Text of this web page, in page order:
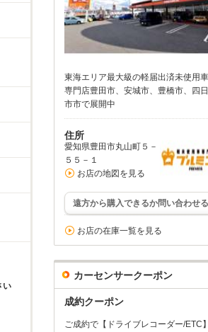
い
東海エリア最大級の軽届出済未使用車
専門店豊田市、安城市、豊橋市、四日
市市で展開中
住所
愛知県豊田市丸山町５－
５５－１
お店の地図を見る
遠方から購入できるか問い合わせる
お店の在庫一覧を見る
カーセンサークーポン
成約クーポン
ご成約で【ドライブレコーダー/ETC】